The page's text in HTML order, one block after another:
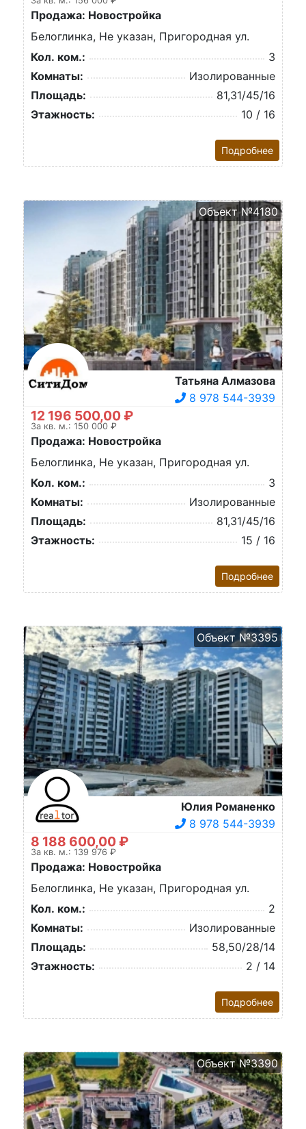
Продажа: Новостройка
Белоглинка, Не указан, Пригородная ул.
Кол. ком.:
3
Комнаты:
Изолированные
Площадь:
81,31/45/16
Этажность:
10 / 16
Подробнее
Объект №4180
Татьяна Алмазова
8 978 544-3939
12 196 500,00 ₽
За кв. м.: 150 000 ₽
Продажа: Новостройка
Белоглинка, Не указан, Пригородная ул.
Кол. ком.:
3
Комнаты:
Изолированные
Площадь:
81,31/45/16
Этажность:
15 / 16
Подробнее
Объект №3395
Юлия Романенко
8 978 544-3939
8 188 600,00 ₽
За кв. м.: 139 976 ₽
Продажа: Новостройка
Белоглинка, Не указан, Пригородная ул.
Кол. ком.:
2
Комнаты:
Изолированные
Площадь:
58,50/28/14
Этажность:
2 / 14
Подробнее
Объект №3390